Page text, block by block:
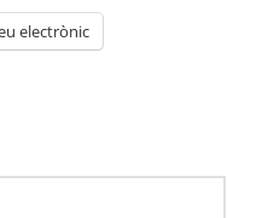
electrònic